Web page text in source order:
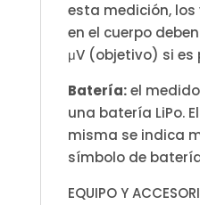
esta medición,
en el cuerpo
μV (objetivo) si es
Batería:el
una batería LiPo.
misma se indica
símbolo de
EQUIPO Y